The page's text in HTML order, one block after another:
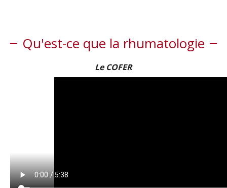
Qu'est-ce que la rhumatologie
Le COFER